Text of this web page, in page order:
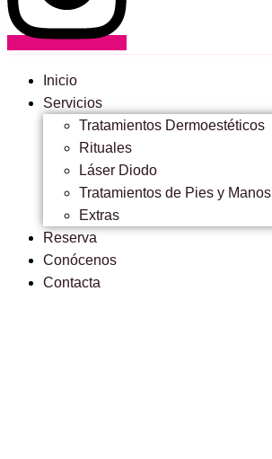
Inicio
Servicios
Tratamientos Dermoestéticos
Rituales
Láser Diodo
Tratamientos de Pies y Manos
Extras
Reserva
Conócenos
Contacta